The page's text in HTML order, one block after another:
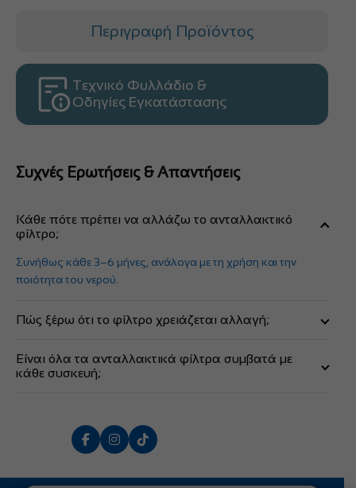
Περιγραφή Προϊόντος
Τεχνικό Φυλλάδιο &
Οδηγίες Εγκατάστασης
Συχνές Ερωτήσεις & Απαντήσεις
Κάθε πότε πρέπει να αλλάζω το ανταλλακτικό
φίλτρο;
Συνήθως κάθε 3–6 μήνες, ανάλογα με τη χρήση και την
ποιότητα του νερού.
Πώς ξέρω ότι το φίλτρο χρειάζεται αλλαγή;
Είναι όλα τα ανταλλακτικά φίλτρα συμβατά με
κάθε συσκευή;